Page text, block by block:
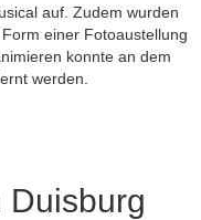
auf. Zudem wurden
einer Fotoaustellung
konnte an dem
werden.
Duisburg